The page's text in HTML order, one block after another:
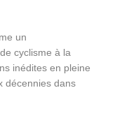
un
cyclisme à la
inédites en pleine
décennies dans